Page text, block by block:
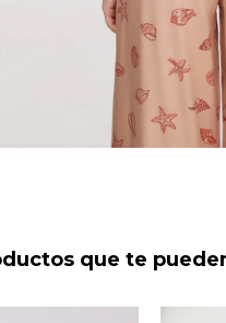
que te